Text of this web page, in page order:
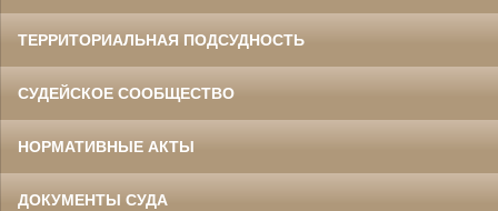
ТЕРРИТОРИАЛЬНАЯ ПОДСУДНОСТЬ
СУДЕЙСКОЕ СООБЩЕСТВО
НОРМАТИВНЫЕ АКТЫ
ДОКУМЕНТЫ СУДА